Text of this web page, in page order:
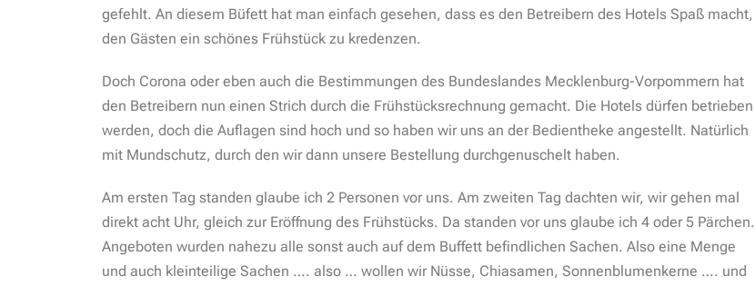
gefehlt. An diesem Büfett hat man einfach gesehen, dass es den Betreibern des Hotels Spaß macht,
den Gästen ein schönes Frühstück zu kredenzen.
Doch Corona oder eben auch die Bestimmungen des Bundeslandes Mecklenburg-Vorpommern hat
den Betreibern nun einen Strich durch die Frühstücksrechnung gemacht. Die Hotels dürfen betrieben
werden, doch die Auflagen sind hoch und so haben wir uns an der Bedientheke angestellt. Natürlich
mit Mundschutz, durch den wir dann unsere Bestellung durchgenuschelt haben.
Am ersten Tag standen glaube ich 2 Personen vor uns. Am zweiten Tag dachten wir, wir gehen mal
direkt acht Uhr, gleich zur Eröffnung des Frühstücks. Da standen vor uns glaube ich 4 oder 5 Pärchen.
Angeboten wurden nahezu alle sonst auch auf dem Buffett befindlichen Sachen. Also eine Menge
und auch kleinteilige Sachen …. also … wollen wir Nüsse, Chiasamen, Sonnenblumenkerne …. und